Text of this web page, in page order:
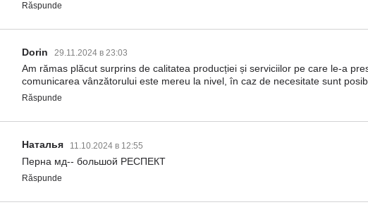
Răspunde
Dorin 29.11.2024 в 23:03
Am rămas plăcut surprins de calitatea producției și serviciilor pe care le-a
comunicarea vânzătorului este mereu la nivel, în caz de necesitate sunt
Răspunde
Наталья 11.10.2024 в 12:55
Перна мд-- большой РЕСПЕКТ
Răspunde